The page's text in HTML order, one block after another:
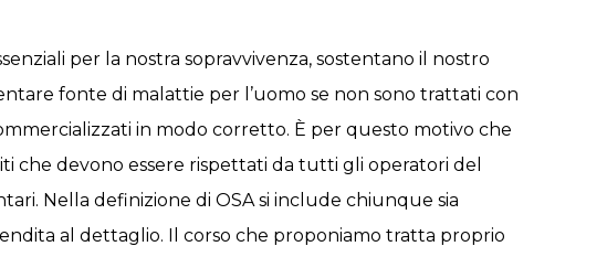
per la nostra sopravvivenza, sostentano il nostro
fonte di malattie per l’uomo se non sono trattati con
in modo corretto. È per questo motivo che
che devono essere rispettati da tutti gli operatori del
Nella definizione di OSA si include chiunque sia
al dettaglio. Il corso che proponiamo tratta proprio